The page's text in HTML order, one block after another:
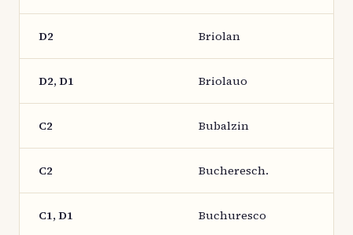
D2 Briolan
D2, D1 Briolauo
C2 Bubalzin
C2 Bucheresch.
C1, D1 Buchuresco